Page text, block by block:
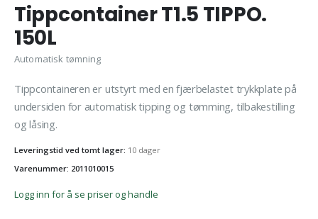
Tippcontainer T1.5 TIPPO.
150L
Automatisk tømning
Tippcontaineren er utstyrt med en fjærbelastet trykkplate på
undersiden for automatisk tipping og tømming, tilbakestilling
og låsing.
Leveringstid ved tomt lager: 10 dager
Varenummer: 2011010015
Logg inn for å se priser og handle